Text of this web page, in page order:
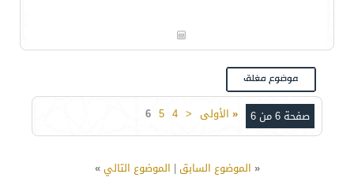
صفحة 6 من 6 « الأولى <
4
5
6
« الموضوع السابق| الموضوع التالي»